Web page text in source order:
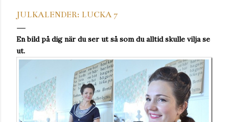
JULKALENDER: LUCKA 7
En bild på dig när du ser ut så som du alltid skulle vilja se
ut.